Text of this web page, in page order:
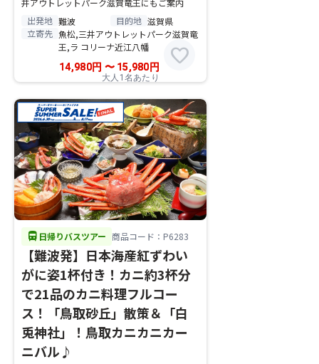
井アウトレットパーク滋賀竜王にもご案内
出発地 難波 目的地 滋賀県
立寄先 魚松,三井アウトレットパーク滋賀竜
王,ラ コリーナ近江八幡
14,980円 〜15,980 円
大人1名あたり
favorite
directions_bus 日帰りバスツアー 商品コード：P6283
【難波発】日本海産紅ずわい
がに姿1杯付き！カニ約3杯分
で21品のカニ料理フルコー
ス！「鳥取砂丘」散策＆「白
兎神社」！鳥取カニカニカー
ニバル♪